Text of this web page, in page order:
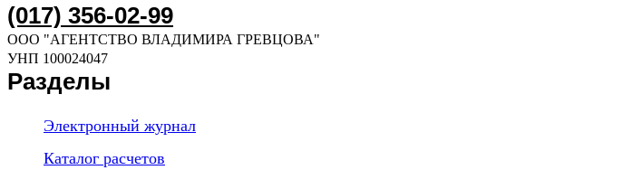
(017) 356-02-99
ООО "АГЕНТСТВО ВЛАДИМИРА ГРЕВЦОВА"
УНП 100024047
Разделы
Электронный журнал
Каталог расчетов